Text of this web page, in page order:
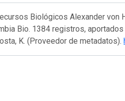
Biológicos Alexander von
Bio. 1384 registros,
K. (Proveedor de metadatos).